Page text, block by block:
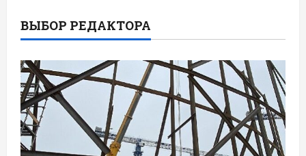
ВЫБОР РЕДАКТОРА